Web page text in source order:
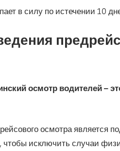
в силу по истечении 10
осмотр водителей –
осмотра является
чтобы исключить случаи